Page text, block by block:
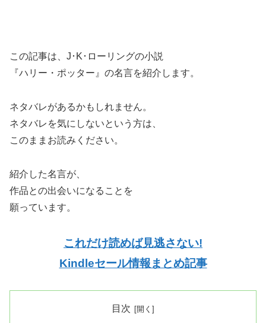
この記事は、J･K･ローリングの小説
『ハリー・ポッター』の名言を紹介します。
ネタバレがあるかもしれません。
ネタバレを気にしないという方は、
このままお読みください。
紹介した名言が、
作品との出会いになることを
願っています。
これだけ読めば見逃さない!
Kindleセール情報まとめ記事
目次